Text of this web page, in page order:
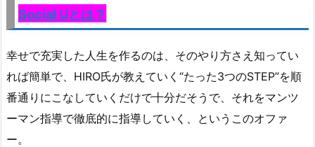
Social Uとは？
幸せで充実した人生を作るのは、そのやり方さえ知ってい
れば簡単で、HIRO氏が教えていく“たった3つのSTEP”を順
番通りにこなしていくだけで十分だそうで、それをマンツ
ーマン指導で徹底的に指導していく、というこのオファ
ー。